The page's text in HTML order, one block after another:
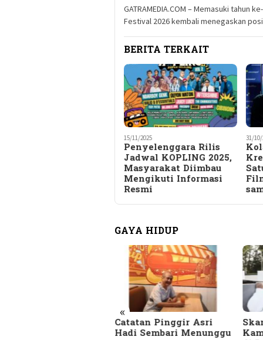
GATRAMEDIA.COM – Memasuki tahun
Festival 2026 kembali menegaskan
BERITA TERKAIT
15/11/2025
Penyelenggara Rilis
Jadwal KOPLING 2025,
Masyarakat Diimbau
Mengikuti Informasi
Resmi
31/10/
GAYA HIDUP
«
Catatan Pinggir Asri
Hadi Sembari Menunggu